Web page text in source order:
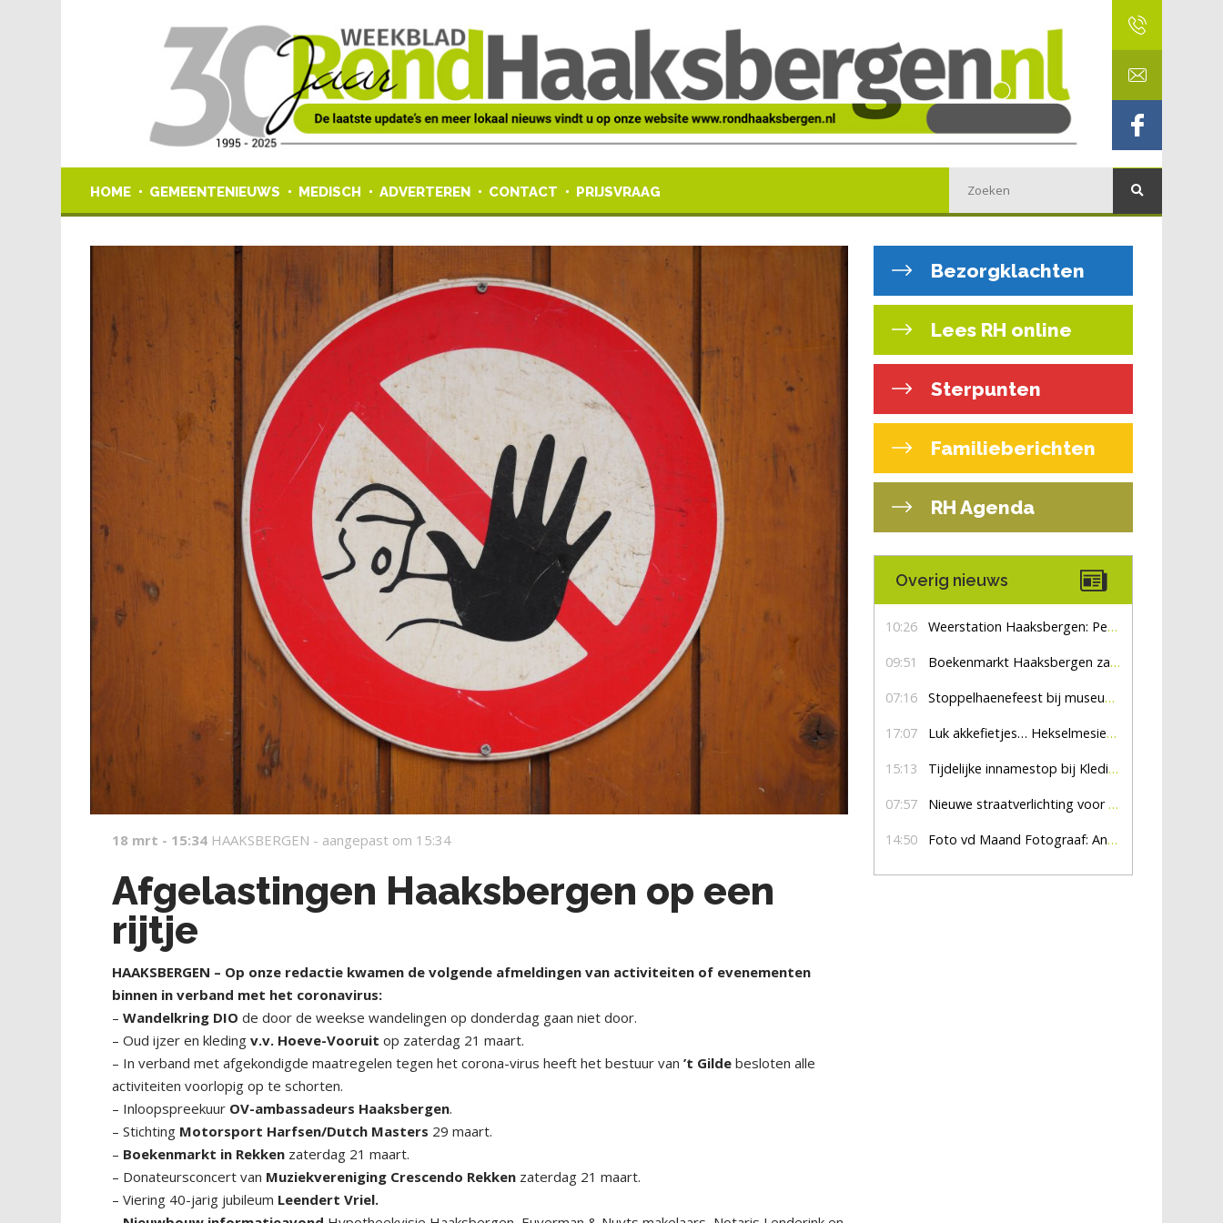
HOME GEMEENTENIEUWS MEDISCH ADVERTEREN CONTACT PRIJSVRAAG
18 mrt - 15:34 HAAKSBERGEN - aangepast om 15:34
Afgelastingen Haaksbergen op een
rijtje
HAAKSBERGEN – Op onze redactie kwamen de volgende afmeldingen van activiteiten of evenementen
binnen in verband met het coronavirus:
–Wandelkring DIO de door de weekse wandelingen op donderdag gaan niet door.
– Oud ijzer en kleding v.v. Hoeve-Vooruitop zaterdag 21 maart.
– In verband met afgekondigde maatregelen tegen het corona-virus heeft het bestuur van ’t Gildebesloten alle
activiteiten voorlopig op te schorten.
– Inloopspreekuur OV-ambassadeurs Haaksbergen.
– Stichting Motorsport Harfsen/Dutch Masters 29 maart.
– Boekenmarkt in Rekken zaterdag 21 maart.
– Donateursconcert van Muziekvereniging Crescendo Rekken zaterdag 21 maart.
– Viering 40-jarig jubileum Leendert Vriel.
Bezorgklachten
Lees RH online
Sterpunten
Familieberichten
RH Agenda
Overig nieuws
10:26 Weerstation Haaksbergen: Perioden met zon en droog
09:51 Boekenmarkt Haaksbergen zaterdag 8 augustus, marktplein Haaksbergen
07:16 Stoppelhaenefeest bij museum De Lebbenbrugge
17:07 Luk akkefietjes… HekselmesienHarry
15:13 Tijdelijke innamestop bij Kledingbank Stefania
07:57 Nieuwe straatverlichting voor De Veldmaat en De Pas
14:50 Foto vd Maand Fotograaf: Anna Jalving